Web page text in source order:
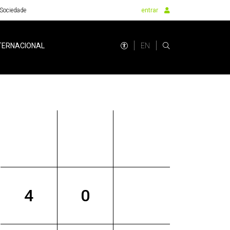
entrar
EN
4 0